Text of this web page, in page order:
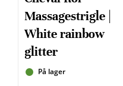
Massagestrigle |
White rainbow
glitter
På lager